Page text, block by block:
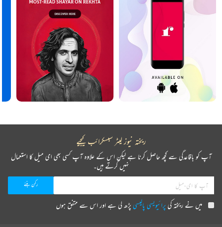
ریختہ نیوز لیٹر سبسکرائب کیجیے
آپ کو باقاعدگی سے کچھ حاصل کرنا ہے لیکن اس کے علاوہ آپ کسی بھی ای میل کا استعمال
نہیں کرتے ہیں۔
میں نے ریختہ کیپرائیویسی پالیسیپڑھ لی ہے اور اس سے متفق ہوں